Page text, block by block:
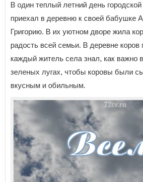
В один теплый летний день городской
приехал в деревню к своей бабушке
Григорию. В их уютном дворе жила
радость всей семьи. В деревне
каждый житель села знал, как важно
зеленых лугах, чтобы коровы были
вкусным и обильным.